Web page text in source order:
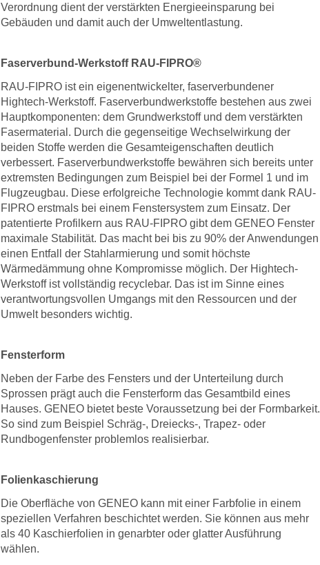
Verordnung dient der verstärkten Energieeinsparung bei
Gebäuden und damit auch der Umweltentlastung.
Faserverbund-Werkstoff RAU-FIPRO®
RAU-FIPRO ist ein eigenentwickelter, faserverbundener
Hightech-Werkstoff. Faserverbundwerkstoffe bestehen aus zwei
Hauptkomponenten: dem Grundwerkstoff und dem verstärkten
Fasermaterial. Durch die gegenseitige Wechselwirkung der
beiden Stoffe werden die Gesamteigenschaften deutlich
verbessert. Faserverbundwerkstoffe bewähren sich bereits unter
extremsten Bedingungen zum Beispiel bei der Formel 1 und im
Flugzeugbau. Diese erfolgreiche Technologie kommt dank RAU-
FIPRO erstmals bei einem Fenstersystem zum Einsatz. Der
patentierte Profilkern aus RAU-FIPRO gibt dem GENEO Fenster
maximale Stabilität. Das macht bei bis zu 90% der Anwendungen
einen Entfall der Stahlarmierung und somit höchste
Wärmedämmung ohne Kompromisse möglich. Der Hightech-
Werkstoff ist vollständig recyclebar. Das ist im Sinne eines
verantwortungsvollen Umgangs mit den Ressourcen und der
Umwelt besonders wichtig.
Fensterform
Neben der Farbe des Fensters und der Unterteilung durch
Sprossen prägt auch die Fensterform das Gesamtbild eines
Hauses. GENEO bietet beste Voraussetzung bei der Formbarkeit.
So sind zum Beispiel Schräg-, Dreiecks-, Trapez- oder
Rundbogenfenster problemlos realisierbar.
Folienkaschierung
Die Oberfläche von GENEO kann mit einer Farbfolie in einem
speziellen Verfahren beschichtet werden. Sie können aus mehr
als 40 Kaschierfolien in genarbter oder glatter Ausführung
wählen.